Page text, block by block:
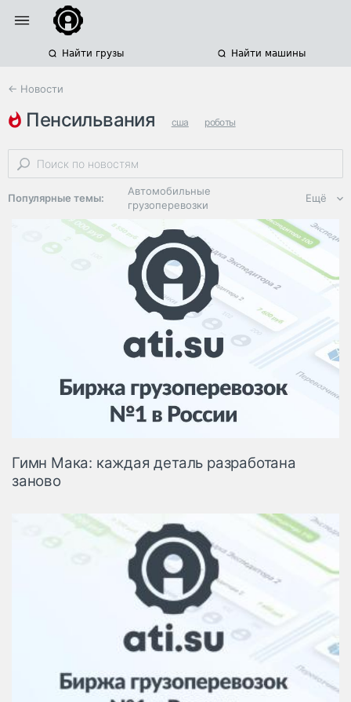
Найти грузы Найти машины
← Новости
пенсильвания сша роботы
производство спецтехники
Популярные темы:
Автомобильные
грузоперевозки
Региональная
логистика
ЭДО, ИТ в
логистике
Дороги,
инфраструктура
Логистика, грузы
Негабаритные и
опасные грузы
Безопасность и
Таможня и ВЭД
терминалы
Коммерческий
транспорт
Спецтехника
Автосервис,
запчасти, шины
автохимия
Ещё
Гимн Мака: каждая деталь разработана
заново